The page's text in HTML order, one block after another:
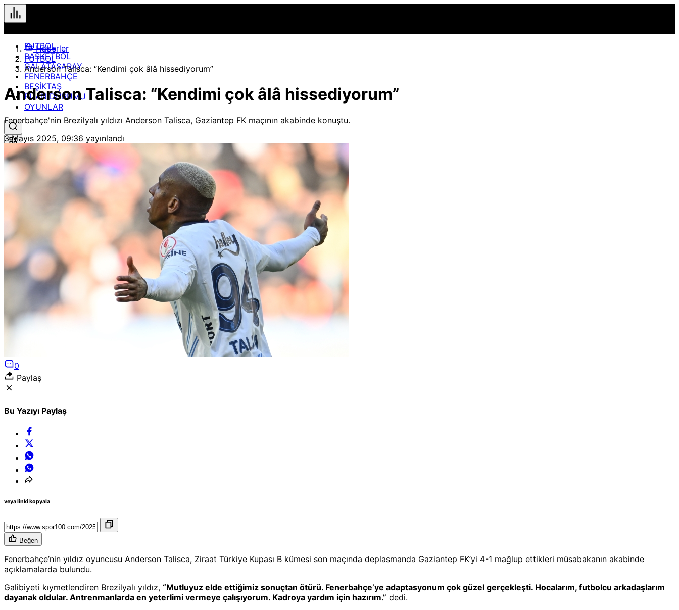
FUTBOL
BASKETBOL
GALATASARAY
FENERBAHÇE
BEŞİKTAŞ
PUAN DURUMU
OYUNLAR
Hızlı Erişim
Geçmiş veya gelecek maçları yakından takip edebilirsiniz.
Puan Durumları
Liglerde son görünüm!
Gazete Manşetleri
Günün manşetlerine göz atın!
Haberler
FUTBOL
Anderson Talisca: “Kendimi çok âlâ hissediyorum”
Anderson Talisca: “Kendimi çok âlâ hissediyorum”
Fenerbahçe'nin Brezilyalı yıldızı Anderson Talisca, Gaziantep FK maçının akabinde konuştu.
3 Mayıs 2025, 09:36 yayınlandı
0
Paylaş
Bu Yazıyı Paylaş
veya linki kopyala
Beğen
Fenerbahçe’nin yıldız oyuncusu Anderson Talisca, Ziraat Türkiye Kupası B kümesi son maçında deplasmanda Gaziantep FK’yi 4-1 mağlup ettikleri müsabakanın akabinde
açıklamalarda bulundu.
Galibiyeti kıymetlendiren Brezilyalı yıldız, “Mutluyuz elde ettiğimiz sonuçtan ötürü. Fenerbahçe’ye adaptasyonum çok güzel gerçekleşti. Hocalarım, futbolcu arkadaşlarım
dayanak oldular. Antrenmanlarda en yeterlimi vermeye çalışıyorum. Kadroya yardım için hazırım.” dedi.